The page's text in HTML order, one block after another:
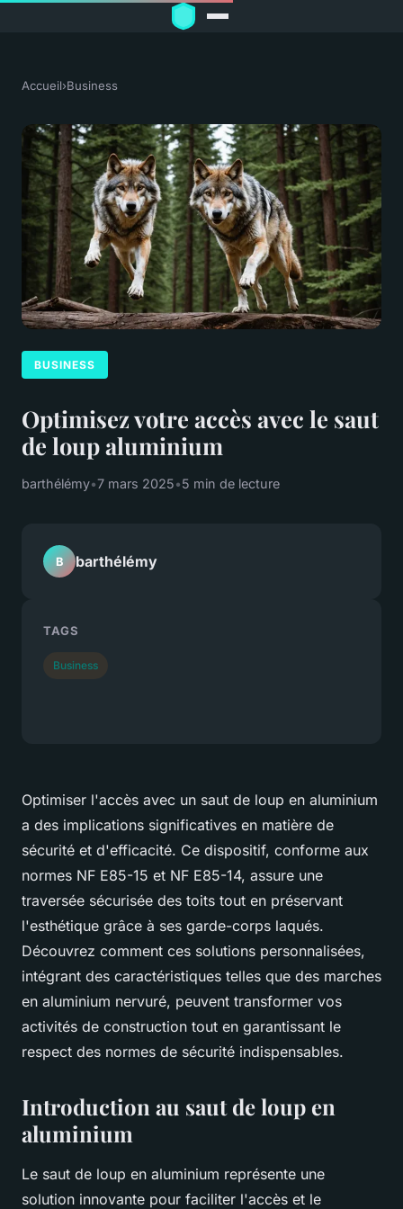
Accueil›Business
BUSINESS
Optimisez votre accès avec le saut
de loup aluminium
barthélémy•7 mars 2025•5 min de lecture
Optimiser l'accès avec un saut de loup en aluminium
a des implications significatives en matière de
sécurité et d'efficacité. Ce dispositif, conforme aux
normes NF E85-15 et NF E85-14, assure une
traversée sécurisée des toits tout en préservant
l'esthétique grâce à ses garde-corps laqués.
Découvrez comment ces solutions personnalisées,
intégrant des caractéristiques telles que des marches
en aluminium nervuré, peuvent transformer vos
activités de construction tout en garantissant le
respect des normes de sécurité indispensables.
Introduction au saut de loup en
aluminium
Le saut de loup en aluminium représente une
solution innovante pour faciliter l'accès et le
B barthélémy
TAGS
Business